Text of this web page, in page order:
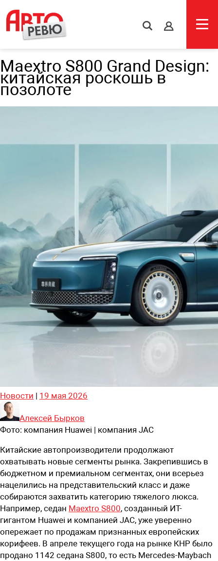
s
Maextro S800 Grand Design:
китайская роскошь в
позолоте
Новости | 19 мая 2026
Алексей Бырков
Фото: компания Huawei | компания JAC
Китайские автопроизводители продолжают
охватывать новые сегменты рынка. Закрепившись в
бюджетном и премиальном сегментах, они всерьез
нацелились на представительский класс и даже
собираются захватить категорию тяжелого люкса.
Например, седан Maextro S800, созданный ИТ-
гигантом Huawei и компанией JAC, уже уверенно
опережает по продажам признанных европейских
корифеев. В апреле текущего года на рынке КНР было
продано 1142 седана S800, то есть Mercedes-Maybach